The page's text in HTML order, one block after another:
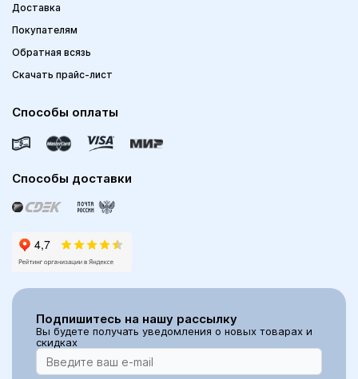
Доставка
Покупателям
Обратная всязь
Скачать прайс-лист
Способы оплаты
Способы доставки
Подпишитесь на нашу рассылку
Вы будете получать уведомления о новых товарах и
скидках